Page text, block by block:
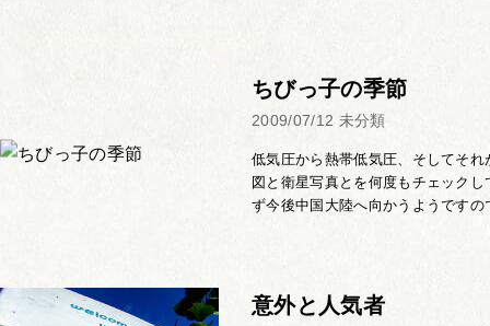
ちびっ子の季節
2009/07/12 未分類
低気圧から熱帯低気圧、そしてそ
図と衛星写真とを何度もチェック
ず今後中国大陸へ向かうようです
意外と人気者